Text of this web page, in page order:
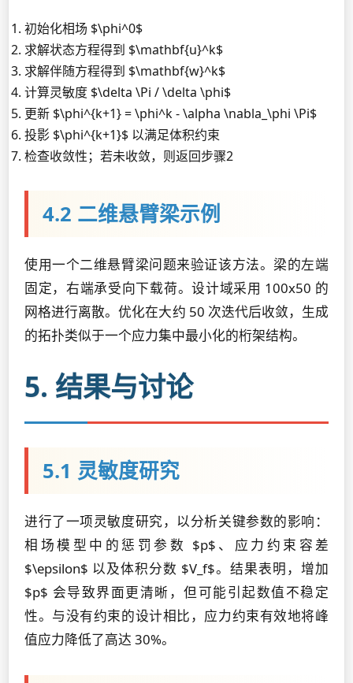
初始化相场 $\phi^0$
求解状态方程得到 $\mathbf{u}^k$
求解伴随方程得到 $\mathbf{w}^k$
计算灵敏度 $\delta \Pi / \delta \phi$
更新 $\phi^{k+1} = \phi^k - \alpha \nabla_\phi \Pi$
投影 $\phi^{k+1}$ 以满足体积约束
检查收敛性；若未收敛，则返回步骤2
4.2 二维悬臂梁示例
使用一个二维悬臂梁问题来验证该方法。梁的左端
固定，右端承受向下载荷。设计域采用 100x50 的
网格进行离散。优化在大约 50 次迭代后收敛，生成
的拓扑类似于一个应力集中最小化的桁架结构。
5. 结果与讨论
5.1 灵敏度研究
进行了一项灵敏度研究，以分析关键参数的影响：
相场模型中的惩罚参数 $p$、应力约束容差
$\epsilon$ 以及体积分数 $V_f$。结果表明，增加
$p$ 会导致界面更清晰，但可能引起数值不稳定
性。与没有约束的设计相比，应力约束有效地将峰
值应力降低了高达 30%。